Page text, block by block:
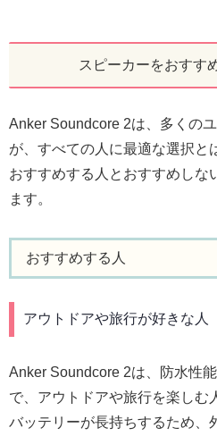
スピーカーをおすす
Anker Soundcore 2は、多くの
が、すべての人に最適な選択と
おすすめする人とおすすめしな
ます。
おすすめする人
アウトドアや旅行が好きな人
Anker Soundcore 2は、防水性
で、アウトドアや旅行を楽しむ
バッテリーが長持ちするため、